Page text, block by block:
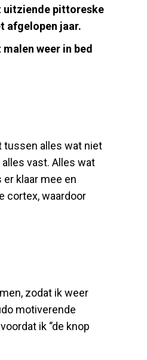
uitziende pittoreske
afgelopen jaar.
weer in bed
tussen alles wat niet
vast. Alles wat
klaar mee en
cortex, waardoor
zodat ik weer
motiverende
ik ‘’de knop